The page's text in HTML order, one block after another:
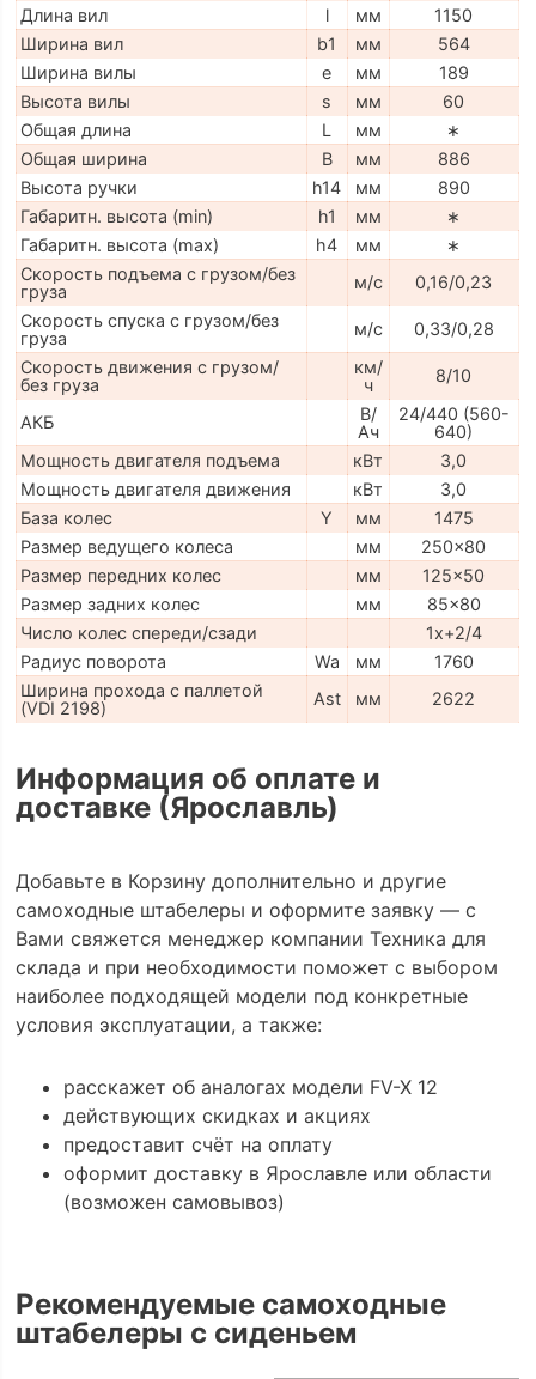
Длина вил
l мм
1150
Ширина вил
b1 мм
564
Ширина вилы
e мм
189
Высота вилы
s мм
60
Общая длина
L мм
∗
Общая ширина
B мм
886
Высота ручки
h14 мм
890
Габаритн. высота (min)
h1 мм
∗
Габаритн. высота (max)
h4 мм
∗
Скорость подъема с грузом/без
груза
м/с
0,16/0,23
Скорость спуска с грузом/без
груза
м/с
0,33/0,28
Скорость движения с грузом/
без груза
км/
ч
8/10
АКБ
В/
Ач
24/440 (560-
640)
Мощность двигателя подъема
кВт
3,0
Мощность двигателя движения
кВт
3,0
База колес
Y мм
1475
Размер ведущего колеса
мм
250x80
Размер передних колес
мм
125x50
Размер задних колес
мм
85x80
Число колес спереди/сзади
1x+2/4
Радиус поворота
Wa мм
1760
Ширина прохода с паллетой
(VDI 2198)
Ast мм 2622
Информация об оплате и
доставке (Ярославль)
Добавьте в Корзину дополнительно и другие
самоходные штабелеры и оформите заявку — с
Вами свяжется менеджер компании Техника для
склада и при необходимости поможет с выбором
наиболее подходящей модели под конкретные
условия эксплуатации, а также:
расскажет об аналогах модели FV-X 12
действующих скидках и акциях
предоставит счёт на оплату
оформит доставку в Ярославле или области
(возможен самовывоз)
Рекомендуемые самоходные
штабелеры с сиденьем